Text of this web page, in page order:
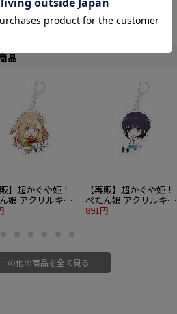
ズ）
作委員会
品
販】超かぐや姫！
娘 アクリルキー
ー かぐや VR
【再販】超かぐや姫！
ぺたん娘 アクリルキー
ホルダー 酒寄彩葉 現
891円
の他の商品を全て見る